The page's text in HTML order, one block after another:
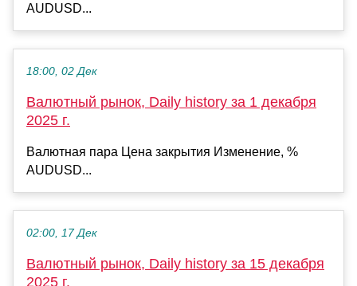
AUDUSD...
18:00, 02 Дек
Валютный рынок, Daily history за 1 декабря
2025 г.
Валютная пара Цена закрытия Изменение, %
AUDUSD...
02:00, 17 Дек
Валютный рынок, Daily history за 15 декабря
2025 г.